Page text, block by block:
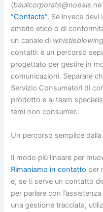
(
“Contacts”. Se invece devi
ambito etico o di
un canale di whistleblowing
contatti: è un percorso
progettato per gestire in
comunicazioni. Separare
Servizio Consumatori di
prodotto e ai team
temi non consumer.
Un percorso semplice
Il modo più lineare per
Rimaniamo in contatto per
e, se ti serve un contatto
per parlare con
una gestione tracciata,